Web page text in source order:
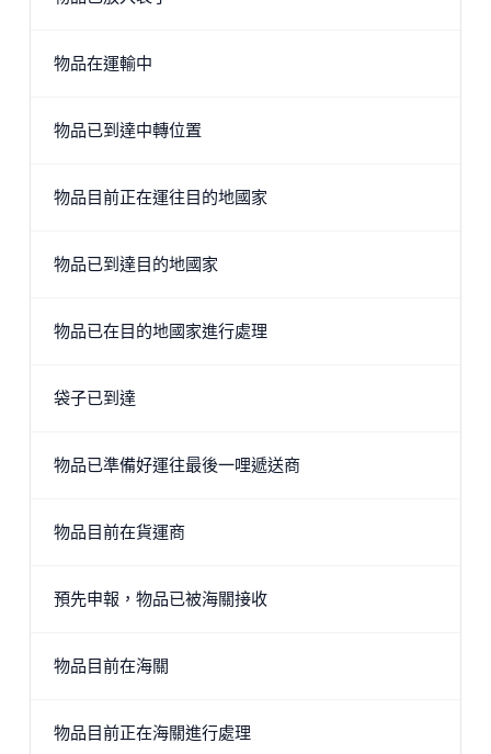
物品在運輸中
物品已到達中轉位置
物品目前正在運往目的地國家
物品已到達目的地國家
物品已在目的地國家進行處理
袋子已到達
物品已準備好運往最後一哩遞送商
物品目前在貨運商
預先申報，物品已被海關接收
物品目前在海關
物品目前正在海關進行處理